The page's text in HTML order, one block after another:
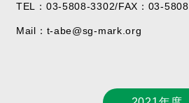
TEL： 03-5808-3302/FAX：03-
Mail： t-abe@sg-mark.org